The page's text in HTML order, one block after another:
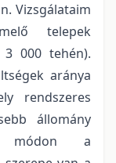
Vizsgálataim
telepek
000 tehén).
aránya
rendszeres
állomány
módon a